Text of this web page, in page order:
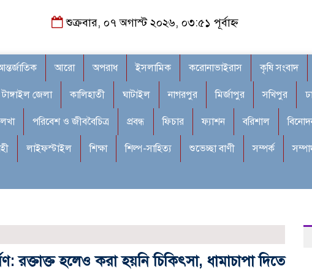
শুক্রবার, ০৭ অগাস্ট ২০২৬, ০৩:৫১ পূর্বাহ্ন
আরো অপরাধ ইসলামিক করোনাভাইরাস কৃষি সংবাদ
টাঙ্গাইল জেলা কালিহাতী ঘাটাইল নাগরপুর মির্জাপুর সখিপুর
পরিবেশ ও জীববৈচিত্র প্রবন্ধ ফিচার ফ্যাশন বরিশাল
লাইফস্টাইল শিক্ষা শিল্প-সাহিত্য শুভেচ্ছা বাণী সম্পর্ক
রক্তাক্ত হলেও করা হয়নি চিকিৎসা, ধামাচাপা দিতে